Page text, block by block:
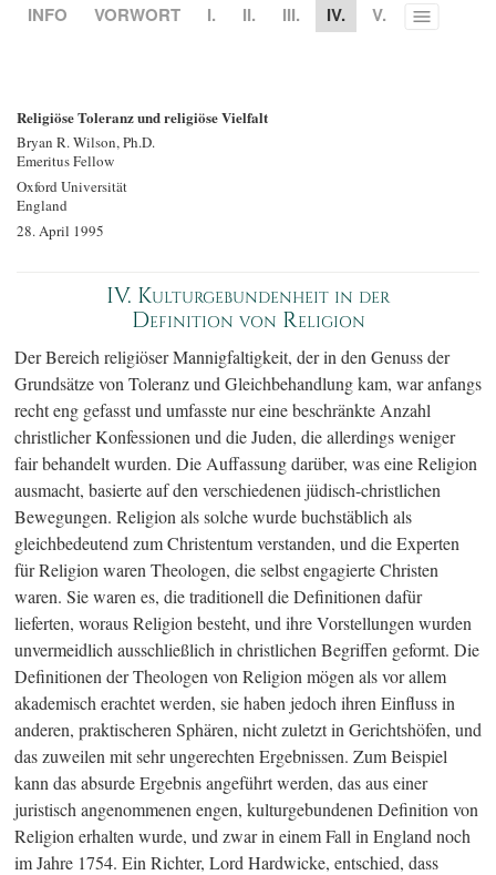
INFO VORWORT I. II. III. IV. V. Toggle
Religiöse Toleranz und religiöse Vielfalt
Bryan R. Wilson, Ph.D.
Emeritus Fellow
Oxford Universität
England
28. April 1995
IV. Kulturgebundenheit in der
Definition von Religion
Der Bereich religiöser Mannigfaltigkeit, der in den Genuss der
Grundsätze von Toleranz und Gleichbehandlung kam, war anfangs
recht eng gefasst und umfasste nur eine beschränkte Anzahl
christlicher Konfessionen und die Juden, die allerdings weniger
fair behandelt wurden. Die Auffassung darüber, was eine Religion
ausmacht, basierte auf den verschiedenen jüdisch-christlichen
Bewegungen. Religion als solche wurde buchstäblich als
gleichbedeutend zum Christentum verstanden, und die Experten
für Religion waren Theologen, die selbst engagierte Christen
waren. Sie waren es, die traditionell die Definitionen dafür
lieferten, woraus Religion besteht, und ihre Vorstellungen wurden
unvermeidlich ausschließlich in christlichen Begriffen geformt. Die
Definitionen der Theologen von Religion mögen als vor allem
akademisch erachtet werden, sie haben jedoch ihren Einfluss in
anderen, praktischeren Sphären, nicht zuletzt in Gerichtshöfen, und
das zuweilen mit sehr ungerechten Ergebnissen. Zum Beispiel
kann das absurde Ergebnis angeführt werden, das aus einer
juristisch angenommenen engen, kulturgebundenen Definition von
Religion erhalten wurde, und zwar in einem Fall in England noch
im Jahre 1754. Ein Richter, Lord Hardwicke, entschied, dass